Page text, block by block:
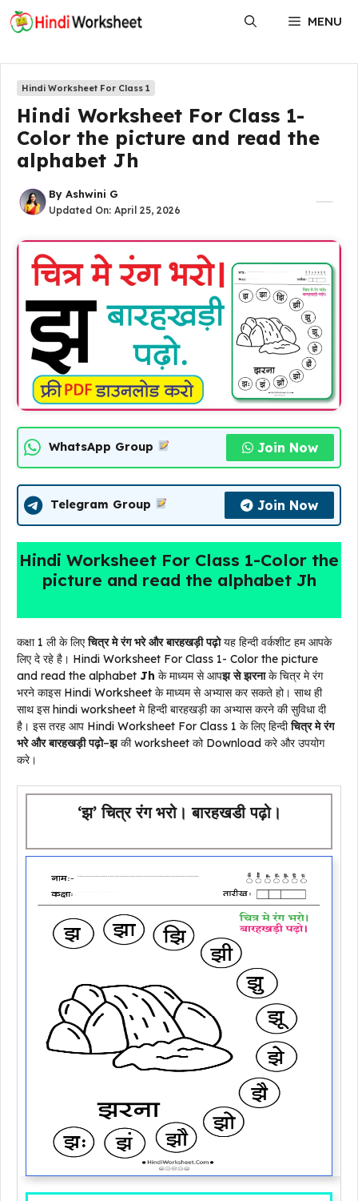
Skip
MENU
Hindi Worksheet For Class 1
Hindi Worksheet For Class 1-
Color the picture and read the
alphabet Jh
By Ashwini G
Updated On: April 25, 2026
WhatsApp Group Join Now
Telegram Group Join Now
Hindi Worksheet For Class 1-Color the
picture and read the alphabet Jh
कक्षा 1 ली के लिएचित्र मे रंग भरे और बारहखड़ी पढ़ोयह हिन्दी वर्कशीट हम आपके
लिए दे रहे है। Hindi Worksheet For Class 1- Color the picture
and read the alphabet Jh के माध्यम से आपझ से झरनाके चित्र मे रंग
भरने काइस Hindi Worksheet के माध्यम से अभ्यास कर सकते हो। साथ ही
साथ इस hindi worksheet मे हिन्दी बारहखड़ी का अभ्यास करने की सुविधा दी
है। इस तरह आप Hindi Worksheet For Class 1 के लिए हिन्दीचित्र मे रंग
भरे और बारहखड़ी पढ़ो–झकी worksheet को Download करे और उपयोग
करे।
‘झ’ चित्र रंग भरो। बारहखडी पढ़ो।